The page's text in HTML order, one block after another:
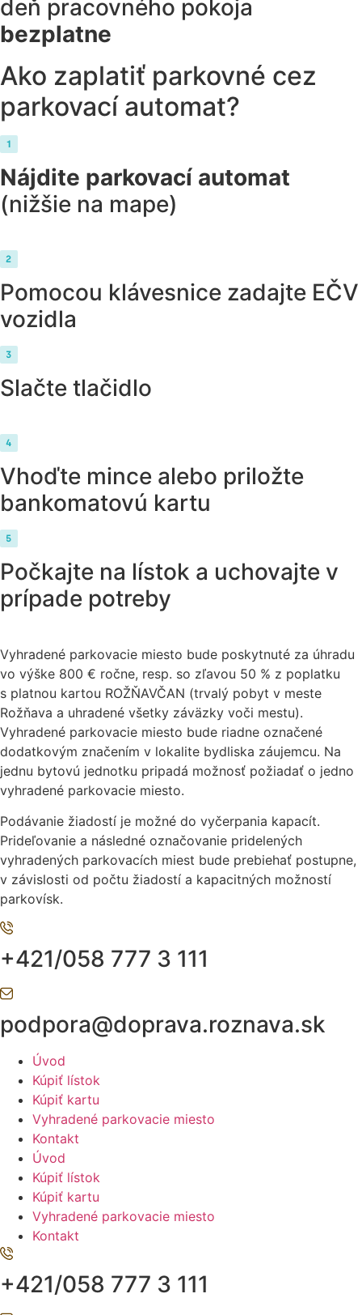
deň pracovného pokoja
bezplatne
Ako zaplatiť parkovné cez
parkovací automat?
Nájdite parkovací automat
(nižšie na mape)
Pomocou klávesnice zadajte EČV
vozidla
Slačte tlačidlo
Vhoďte mince alebo priložte
bankomatovú kartu
Počkajte na lístok a uchovajte v
prípade potreby
Vyhradené parkovacie miesto bude poskytnuté za úhradu
vo výške 800 € ročne, resp. so zľavou 50 % z poplatku
s platnou kartou ROŽŇAVČAN (trvalý pobyt v meste
Rožňava a uhradené všetky záväzky voči mestu).
Vyhradené parkovacie miesto bude riadne označené
dodatkovým značením v lokalite bydliska záujemcu. Na
jednu bytovú jednotku pripadá možnosť požiadať o jedno
vyhradené parkovacie miesto.
Podávanie žiadostí je možné do vyčerpania kapacít.
Prideľovanie a následné označovanie pridelených
vyhradených parkovacích miest bude prebiehať postupne,
v závislosti od počtu žiadostí a kapacitných možností
parkovísk.
+421/058 777 3 111
podpora@doprava.roznava.sk
Úvod
Kúpiť lístok
Kúpiť kartu
Vyhradené parkovacie miesto
Kontakt
Úvod
Kúpiť lístok
Kúpiť kartu
Vyhradené parkovacie miesto
Kontakt
+421/058 777 3 111